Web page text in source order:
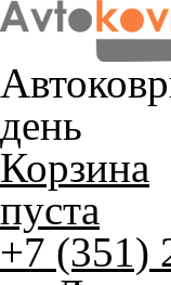
день
Корзина
пуста
+7 (351)